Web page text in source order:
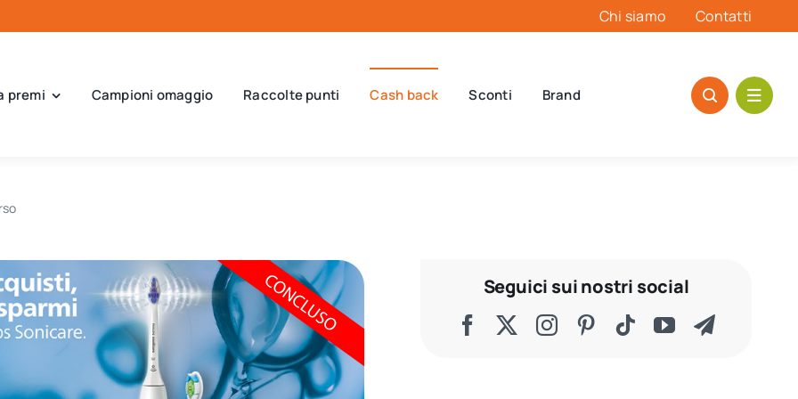
Chi siamo Contatti
premi Campioni omaggio Raccolte punti Cash back Sconti Brand
Seguici sui nostri social